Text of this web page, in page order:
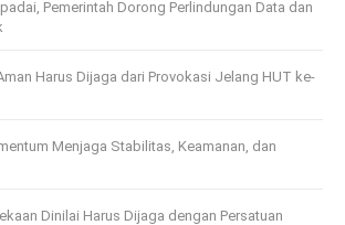
Pemerintah Dorong Perlindungan Data dan
Harus Dijaga dari Provokasi Jelang HUT ke-
Menjaga Stabilitas, Keamanan, dan
Dinilai Harus Dijaga dengan Persatuan